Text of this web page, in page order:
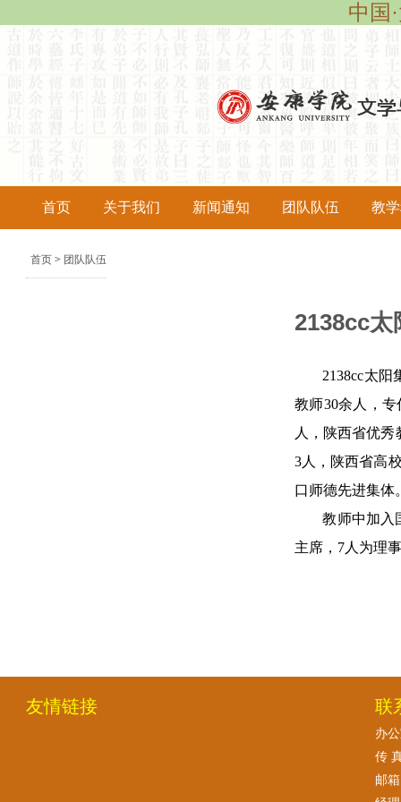
中国
首页 关于我们 新闻通知 团队队伍 教
导
航
首页 > 团队队伍
2138cc太
2138cc太
教师30余人，
人，陕西省优
3人，陕西省高
口师德先进集体
教师中加入
主席，7人为理
友情链接 联
办
传
邮